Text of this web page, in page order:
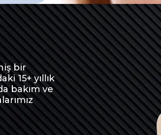
bir
15+ yıllık
bakım ve